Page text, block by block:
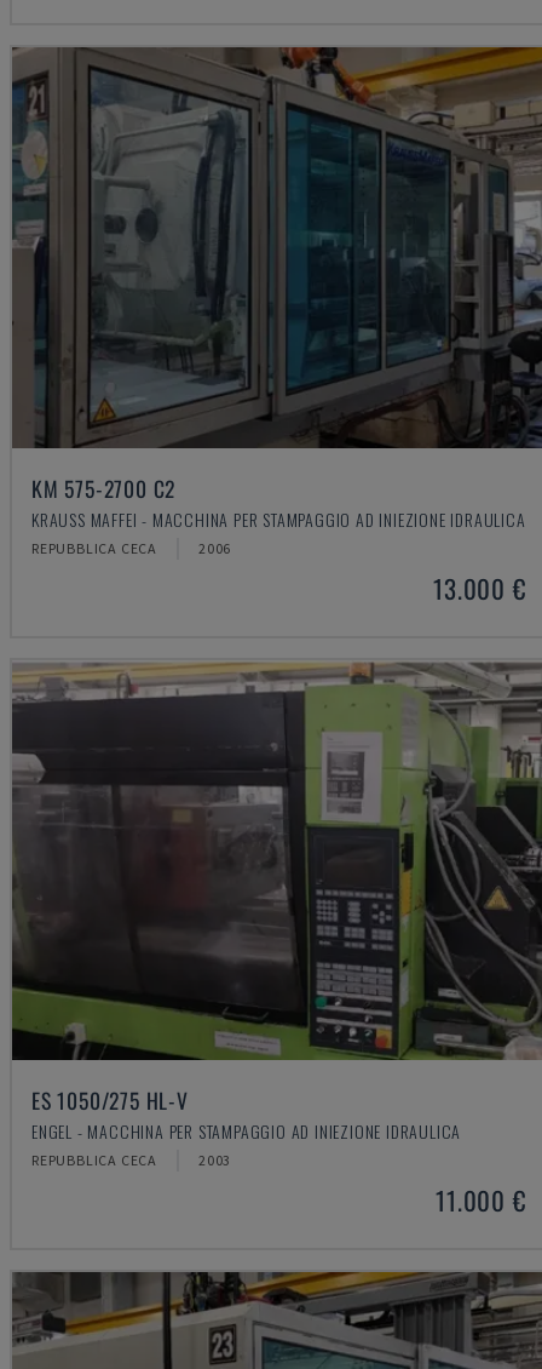
KM 575-2700 C2
KRAUSS MAFFEI - MACCHINA PER STAMPAGGIO AD INIEZIONE IDRAULICA
REPUBBLICA CECA 2006
13.000 €
ES 1050/275 HL-V
ENGEL - MACCHINA PER STAMPAGGIO AD INIEZIONE IDRAULICA
REPUBBLICA CECA 2003
11.000 €